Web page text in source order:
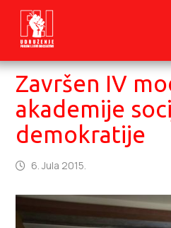
Završen IV
akademije
demokratije
6. Jula 2015.